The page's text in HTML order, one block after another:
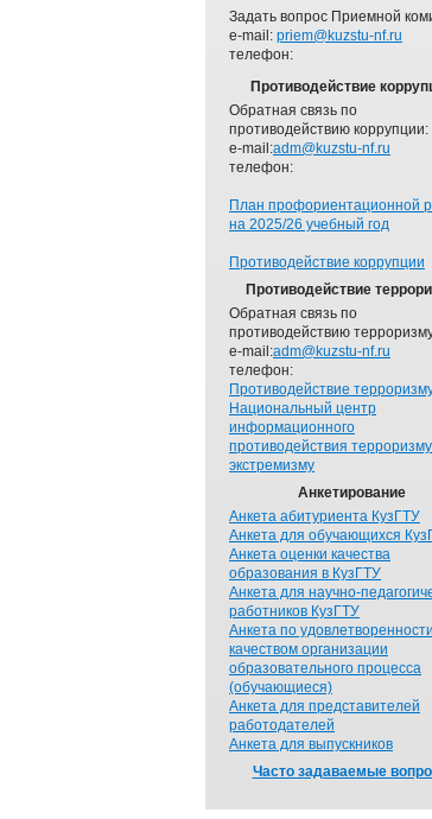
Задать вопрос Приемной
e-mail: priem@kuzstu-nf.ru
телефон:
Противодействие
Обратная связь по
противодействию коррупции:
e-mail:adm@kuzstu-nf.ru
телефон:
План профориентационной
на 2025/26 учебный год
Противодействие коррупции
Противодействие
Обратная связь по
противодействию
e-mail:adm@kuzstu-nf.ru
телефон:
Противодействие
Национальный центр
информационного
противодействия
экстремизму
Анкетирование
Анкета абитуриента КузГТУ
Анкета для обучающихся
Анкета оценки качества
образования в КузГТУ
Анкета для научно-
работников КузГТУ
Анкета по
качеством организации
образовательного процесса
(обучающиеся)
Анкета для представителей
работодателей
Анкета для выпускников
Часто задаваемые